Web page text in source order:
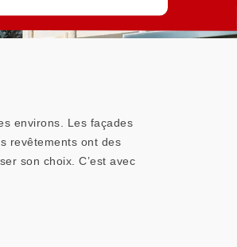
environs. Les façades
revêtements ont des
son choix. C’est avec